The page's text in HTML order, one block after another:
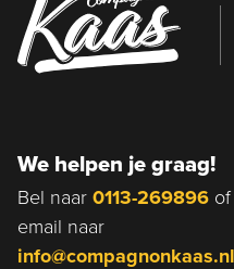
We helpen je graag!
Bel naar 0113-269896
email naar
info@compagnonkaas.nl